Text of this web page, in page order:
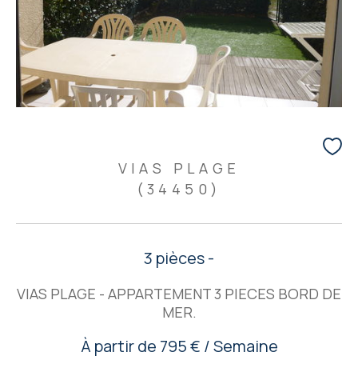
VIAS PLAGE
(34450)
3 pièces -
VIAS PLAGE - APPARTEMENT 3 PIECES BORD DE
MER.
À partir de 795 € / Semaine